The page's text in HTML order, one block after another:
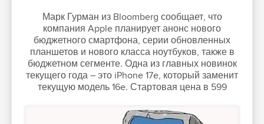
Марк Гурман из Bloomberg сообщает, что
компания Apple планирует анонс нового
бюджетного смартфона, серии обновленных
планшетов и нового класса ноутбуков, также в
бюджетном сегменте. Одна из главных новинок
текущего года – это iPhone 17e, который заменит
текущую модель 16e. Стартовая цена в 599